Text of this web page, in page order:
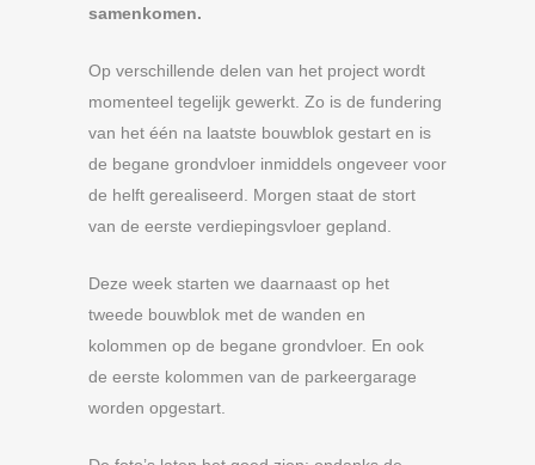
samenkomen.
Op verschillende delen van het project wordt
momenteel tegelijk gewerkt. Zo is de fundering
van het één na laatste bouwblok gestart en is
de begane grondvloer inmiddels ongeveer voor
de helft gerealiseerd. Morgen staat de stort
van de eerste verdiepingsvloer gepland.
Deze week starten we daarnaast op het
tweede bouwblok met de wanden en
kolommen op de begane grondvloer. En ook
de eerste kolommen van de parkeergarage
worden opgestart.